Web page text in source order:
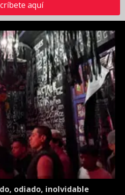
aquí
odiado, inolvidable